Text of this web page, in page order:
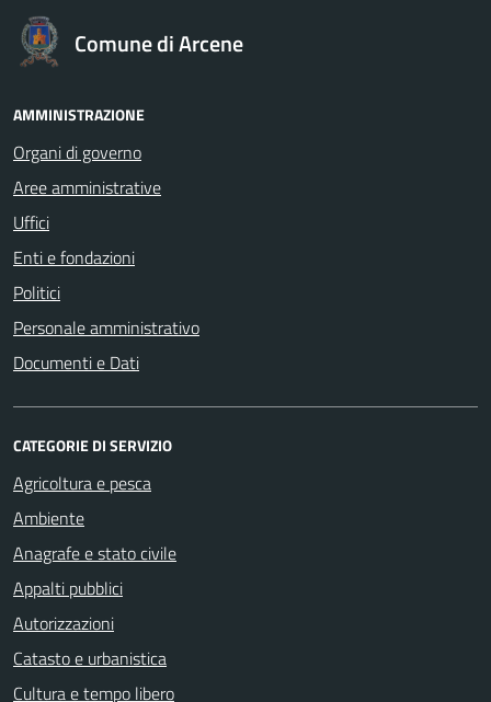
Comune di Arcene
AMMINISTRAZIONE
Organi di governo
Aree amministrative
Uffici
Enti e fondazioni
Politici
Personale amministrativo
Documenti e Dati
CATEGORIE DI SERVIZIO
Agricoltura e pesca
Ambiente
Anagrafe e stato civile
Appalti pubblici
Autorizzazioni
Catasto e urbanistica
Cultura e tempo libero